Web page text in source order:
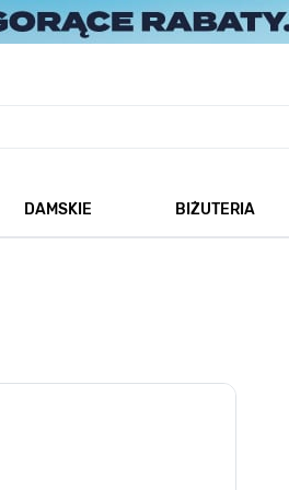
DAMSKIE
BIŻUTERIA